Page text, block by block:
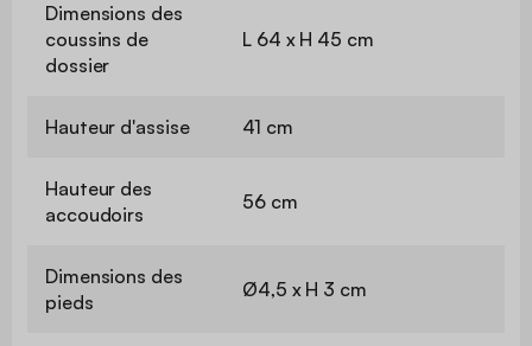
Dimensions des
coussins de
dossier
L 64 x H 45 cm
Hauteur d'assise 41 cm
Hauteur des
accoudoirs
56 cm
Dimensions des
pieds
Ø4,5 x H 3 cm